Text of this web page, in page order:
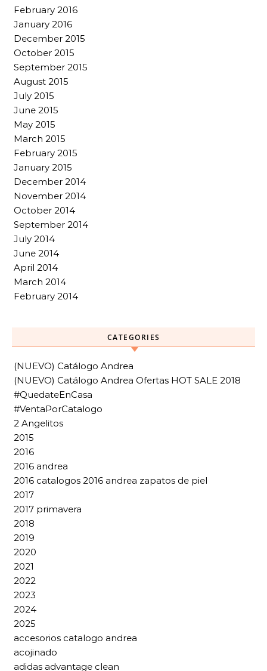
February 2016
January 2016
December 2015
October 2015
September 2015
August 2015
July 2015
June 2015
May 2015
March 2015
February 2015
January 2015
December 2014
November 2014
October 2014
September 2014
July 2014
June 2014
April 2014
March 2014
February 2014
CATEGORIES
(NUEVO) Catálogo Andrea
(NUEVO) Catálogo Andrea Ofertas HOT SALE 2018
#QuedateEnCasa
#VentaPorCatalogo
2 Angelitos
2015
2016
2016 andrea
2016 catalogos 2016 andrea zapatos de piel
2017
2017 primavera
2018
2019
2020
2021
2022
2023
2024
2025
accesorios catalogo andrea
acojinado
adidas advantage clean